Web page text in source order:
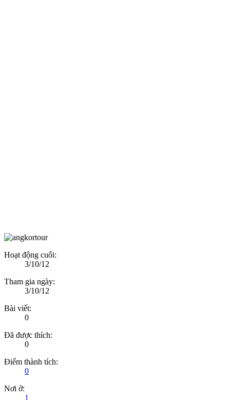
Hoạt động cuối:
3/10/12
Tham gia ngày:
3/10/12
Bài viết:
0
Đã được thích:
0
Điểm thành tích:
0
Nơi ở:
1